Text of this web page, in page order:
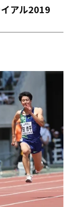
イアル2019